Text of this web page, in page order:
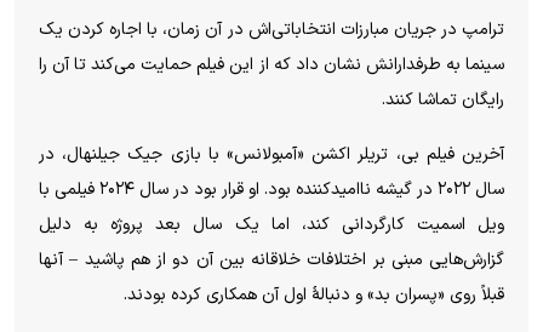
ترامپ در جریان مبارزات انتخاباتی‌اش در آن زمان، با اجاره کردن یک
سینما به طرفدارانش نشان داد که از این فیلم حمایت می‌کند تا آن را
رایگان تماشا کنند.
آخرین فیلم بی، تریلر اکشن «آمبولانس» با بازی جیک جیلنهال، در
سال ۲۰۲۲ در گیشه ناامیدکننده بود. او قرار بود در سال ۲۰۲۴ فیلمی با
ویل اسمیت کارگردانی کند، اما یک سال بعد پروژه به دلیل
گزارش‌هایی مبنی بر اختلافات خلاقانه بین آن دو از هم پاشید – آنها
قبلاً روی «پسران بد» و دنبالهٔ اول آن همکاری کرده بودند.